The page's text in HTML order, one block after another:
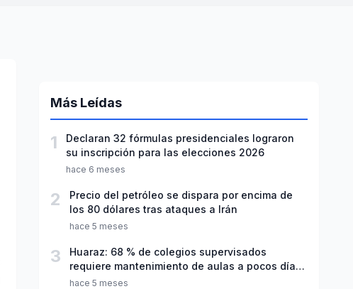
Más Leídas
1
Declaran 32 fórmulas presidenciales lograron
su inscripción para las elecciones 2026
hace 6 meses
2
Precio del petróleo se dispara por encima de
los 80 dólares tras ataques a Irán
hace 5 meses
3
Huaraz: 68 % de colegios supervisados
requiere mantenimiento de aulas a pocos días
de inicio del año escolar 2026
hace 5 meses